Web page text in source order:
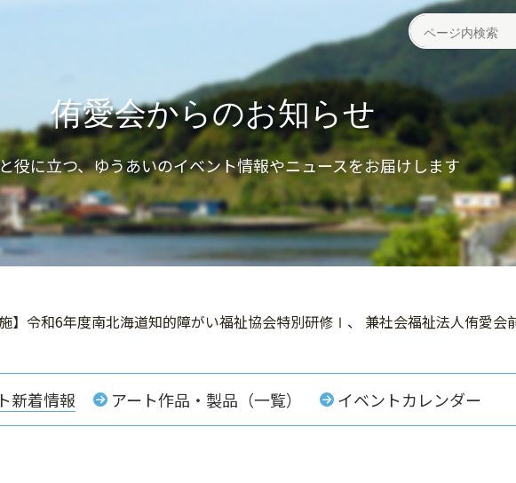
ペ
ジ
検
索
侑愛会からのお知らせ
役に立つ、ゆうあいのイベント情報やニュースをお届けします
施】令和6年度南北海道知的障がい福祉協会特別研修Ⅰ、 兼社会福祉法人侑愛会
新着情報 アート作品・製品（一覧） イベントカレンダー